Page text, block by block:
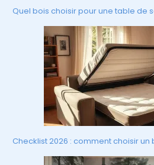
Quel bois choisir pour une table de
Checklist 2026 : comment choisir